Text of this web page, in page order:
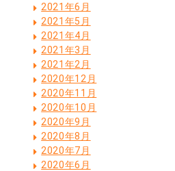
2021年6月
2021年5月
2021年4月
2021年3月
2021年2月
2020年12月
2020年11月
2020年10月
2020年9月
2020年8月
2020年7月
2020年6月